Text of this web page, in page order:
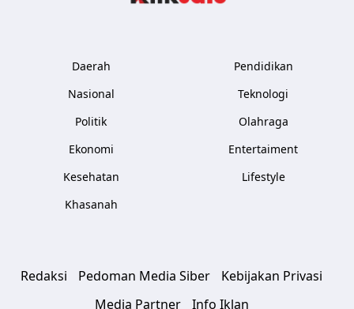
Daerah
Nasional
Politik
Ekonomi
Kesehatan
Khasanah
Pendidikan
Teknologi
Olahraga
Entertaiment
Lifestyle
Redaksi Pedoman Media Siber
Kebijakan Privasi
Media Partner
Info Iklan